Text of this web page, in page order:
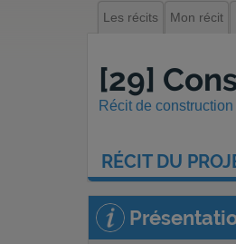
Les récits Mon récit
[29]
Récit de
RÉCITDU